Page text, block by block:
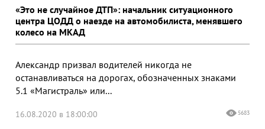
«Это не случайное ДТП»: начальник ситуационного
центра ЦОДД о наезде на автомобилиста, менявшего
колесо на МКАД
Александр призвал водителей никогда не
останавливаться на дорогах, обозначенных знаками
5.1 «Магистраль» или...
16.08.2020 в 18:00:00 5683